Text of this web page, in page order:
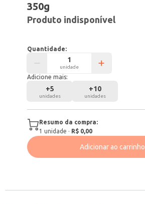
350g
Produto indisponível
Quantidade:
unidade
Adicione mais:
+5
unidades
+10
unidades
Resumo da compra:
1 unidade · R$ 0,00
Adicionar ao carrinho